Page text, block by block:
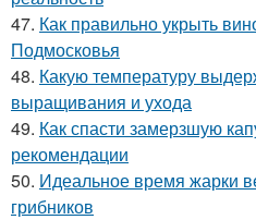
47. Как правильно укрыть
Подмосковья
48. Какую температуру
выращивания и ухода
49. Как спасти замерзшую
рекомендации
50. Идеальное время жарки
грибников